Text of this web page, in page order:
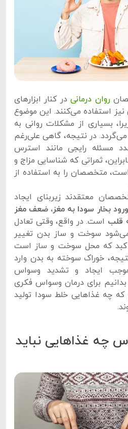
روان ‌درمانیدر کنار ابزارهای
استفاده می‌کنند. این موضوع
بسیاری از مشکلات روانی به
می‌گردد. در نتیجه، گاهی علی‌رغم
مسئله رایجی مانند استرس
ثمراتی که شناسایی مزاج و
متخصصان را به استفاده از
معتقدند زیربنای ایجاد
بخار سودا به مغز، ضعف مغز
قلب است. در واقع، وقتی تعادل
سوخت و ساز بدن تغییر
کبد که محل سوخت و ساز است
خوراک سوخته به بدن وارد
ایجاد و تشدید وسواس
برای درمان وسواس فکری
که چه غذاهایی خلط سودا تولید
چه غذاهایی نباید